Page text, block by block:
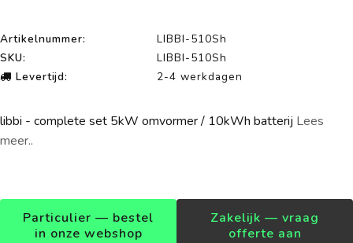
Artikelnummer:
LIBBI-510Sh
SKU:
LIBBI-510Sh
Levertijd:
2-4 werkdagen
libbi - complete set 5kW omvormer / 10kWh batterij Lees
meer..
Particulier — bestel
in onze webshop
Zakelijk — vraag
offerte aan